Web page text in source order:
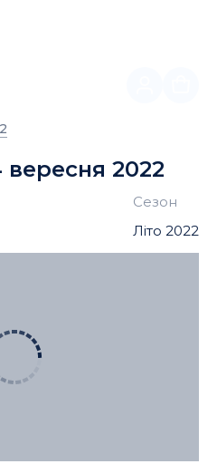
вересня 2022
Сезон
Літо 2022